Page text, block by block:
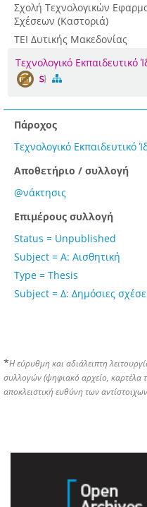
Σχολή Τεχνολογικών
Σχέσεων (Καστοριά)
ΤΕΙ Δυτικής Μακεδονίας
Τεχνολογικό Εκπαιδευτικό
Πάροχος
Τεχνολογικό Εκπαιδευτικό
Αποθετήριο / συλλογή
@νάκτησις
Επιμέρους συλλογή
Status = Unpublished
Subject = Α: Αισθητική
Type = Thesis
Subject = Δ: Δημόσιες
*Η εύρυθμη και αδιάλειπτη
συλλογών (ψηφιακό αρχείο, καρτέλα
αποκλειστική ευθύνη των